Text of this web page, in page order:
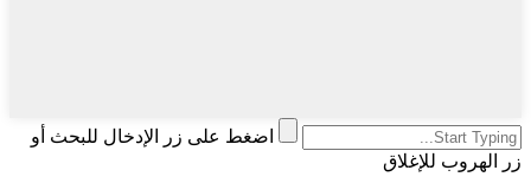
اضغط على زر الإدخال للبحث أو
زر الهروب للإغلاق